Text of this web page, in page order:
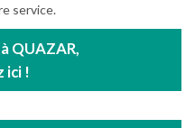
service.
QUAZAR,
ici !